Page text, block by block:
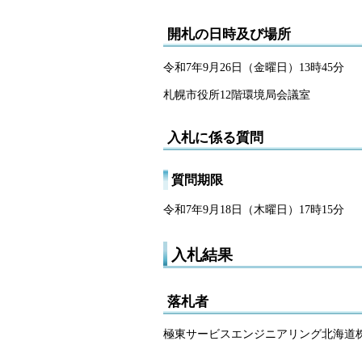
開札の日時及び場所
令和7年9月26日（金曜日）13時45分
札幌市役所12階環境局会議室
入札に係る質問
質問期限
令和7年9月18日（木曜日）17時15分
入札結果
落札者
極東サービスエンジニアリング北海道